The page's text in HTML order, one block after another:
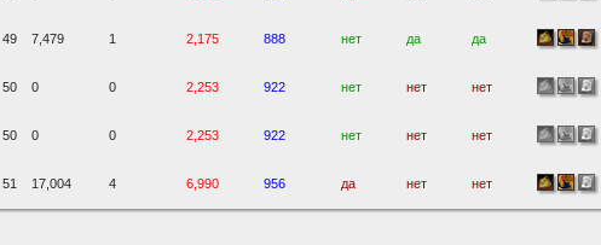
49 7,479 1 2,175 888 нет да да
50 0 0 2,253 922 нет нет нет
50 0 0 2,253 922 нет нет нет
51 17,004 4 6,990 956 да нет нет